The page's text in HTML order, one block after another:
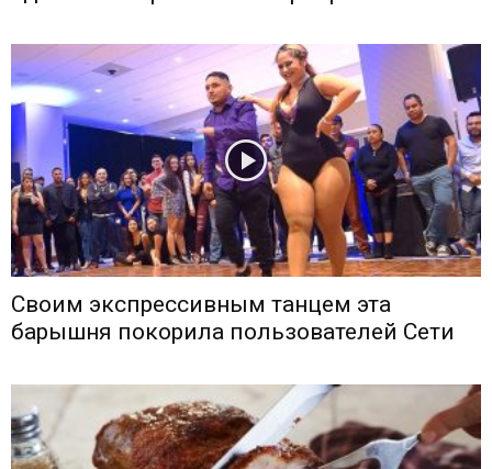
Своим экспрессивным танцем эта
барышня покорила пользователей Сети